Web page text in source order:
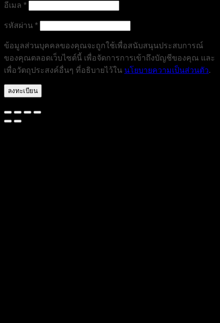
อีเมล *ต้องการ
รหัสผ่าน *ต้องการ
ข้อมูลส่วนบุคคลของคุณจะถูกใช้เพื่อสนับสนุนประสบการณ์
ของคุณตลอดเว็บไซต์นี้ เพื่อจัดการการเข้าถึงบัญชีของคุณ และ
เพื่อวัตถุประสงค์อื่นๆ ที่อธิบายไว้ใน นโยบายความเป็นส่วนตัว.
ลงทะเบียน